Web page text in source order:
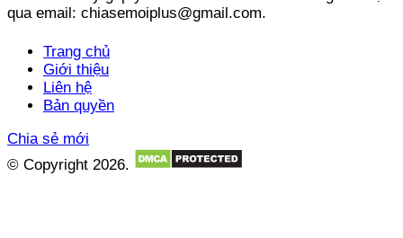
qua email: chiasemoiplus@gmail.com.
Trang chủ
Giới thiệu
Liên hệ
Bản quyền
Chia sẻ mới
© Copyright 2026.